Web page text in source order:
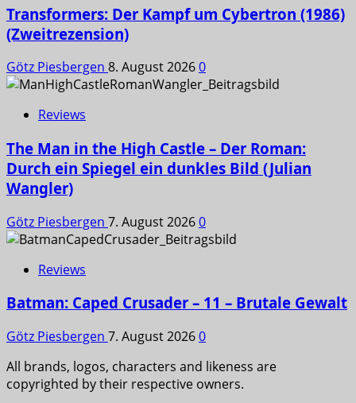
Transformers: Der Kampf um Cybertron (1986)
(Zweitrezension)
Götz Piesbergen 8. August 20260
Reviews
The Man in the High Castle – Der Roman:
Durch ein Spiegel ein dunkles Bild (Julian
Wangler)
Götz Piesbergen 7. August 20260
Reviews
Batman: Caped Crusader – 11 – Brutale Gewalt
Götz Piesbergen 7. August 20260
All brands, logos, characters and likeness are
copyrighted by their respective owners.